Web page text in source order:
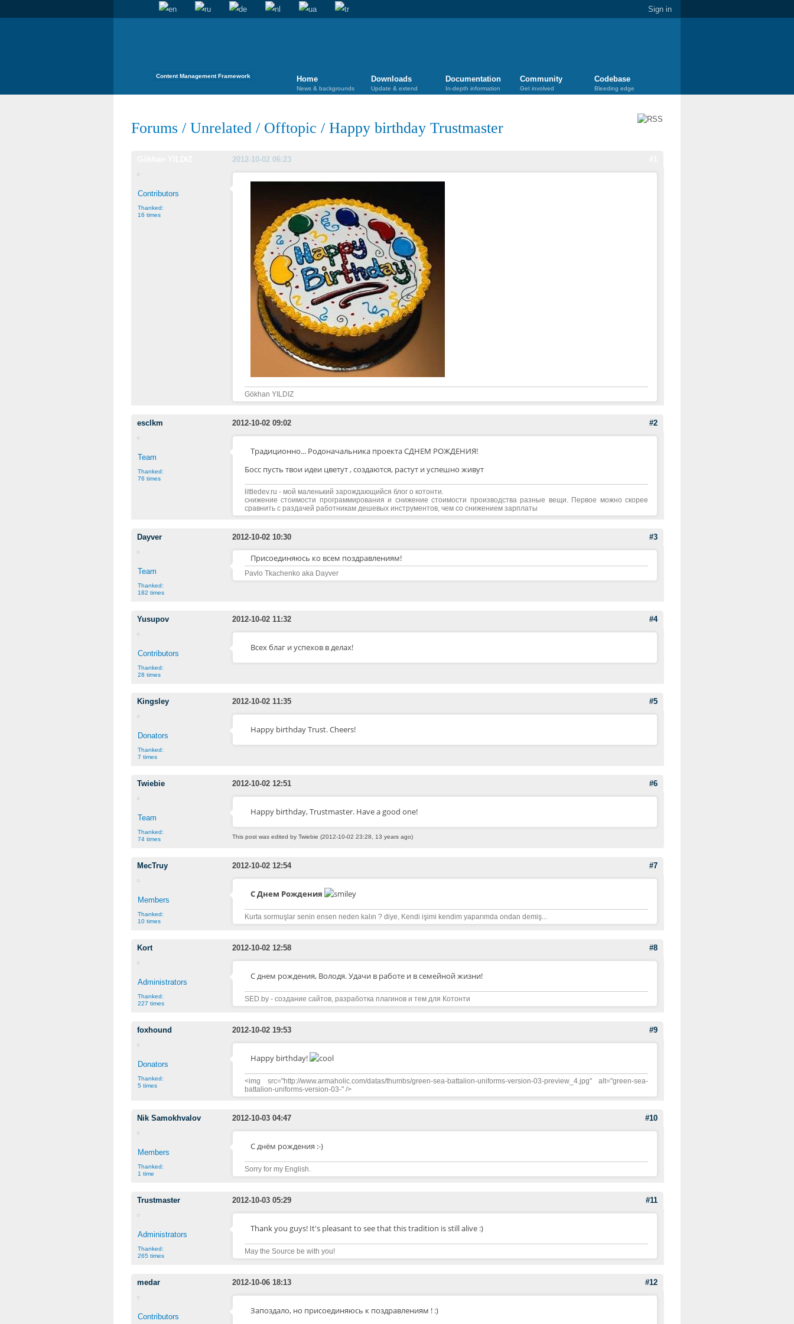
Sign in
Content Management Framework Home
News & backgrounds
Downloads
Update & extend
Documentation
In-depth information
Community
Get involved
Codebase
Bleeding edge
Forums / Unrelated / Offtopic / Happy birthday Trustmaster
2012-10-02 06:23
Contributors
Thanked:
16 times
Gökhan YILDIZ
esclkm #2
2012-10-02 09:02
Team
Thanked:
76 times
Традиционно... Родоначальника проекта СДНЕМ РОЖДЕНИЯ!
Босс пусть твои идеи цветут , создаются, растут и успешно живут
littledev.ru - мой маленький зарождающийся блог о котонти.
снижение стоимости программирования и снижение стоимости производства разные вещи. Первое можно скорее
сравнить с раздачей работникам дешевых инструментов, чем со снижением зарплаты
Dayver #3
2012-10-02 10:30
Team
Thanked:
182 times
Присоединяюсь ко всем поздравлениям!
Pavlo Tkachenko aka Dayver
Yusupov #4
2012-10-02 11:32
Contributors
Thanked:
28 times
Всех благ и успехов в делах!
Kingsley #5
2012-10-02 11:35
Donators
Thanked:
7 times
Happy birthday Trust. Cheers!
Twiebie #6
2012-10-02 12:51
Team
Thanked:
74 times
Happy birthday, Trustmaster. Have a good one!
This post was edited by Twiebie (2012-10-02 23:28, 13 years ago)
MecTruy #7
2012-10-02 12:54
Members
Thanked:
10 times
С Днем Рождения
Kurta sormuşlar senin ensen neden kalın ? diye, Kendi işimi kendim yaparımda ondan demiş...
Kort #8
2012-10-02 12:58
Administrators
Thanked:
227 times
C днем рождения, Володя. Удачи в работе и в семейной жизни!
SED.by - создание сайтов, разработка плагинов и тем для Котонти
foxhound #9
2012-10-02 19:53
Donators
Thanked:
5 times
Happy birthday!
<img src="http://www.armaholic.com/datas/thumbs/green-sea-battalion-uniforms-version-03-preview_4.jpg" alt="green-sea-
battalion-uniforms-version-03-" />
Nik Samokhvalov #10
2012-10-03 04:47
Members
Thanked:
1 time
С днём рождения :-)
Sorry for my English.
Trustmaster #11
2012-10-03 05:29
Administrators
Thanked:
265 times
Thank you guys! It's pleasant to see that this tradition is still alive :)
May the Source be with you!
medar #12
2012-10-06 18:13
Contributors
Запоздало, но присоединяюсь к поздравлениям ! :)